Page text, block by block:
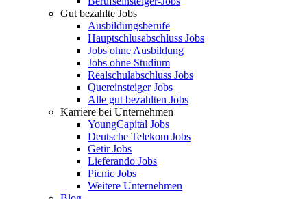
Gut bezahlte Jobs
Ausbildungsberufe
Hauptschlusabschluss Jobs
Jobs ohne Ausbildung
Jobs ohne Studium
Realschulabschluss Jobs
Quereinsteiger Jobs
Alle gut bezahlten Jobs
Karriere bei Unternehmen
YoungCapital Jobs
Deutsche Telekom Jobs
Getir Jobs
Lieferando Jobs
Picnic Jobs
Weitere Unternehmen